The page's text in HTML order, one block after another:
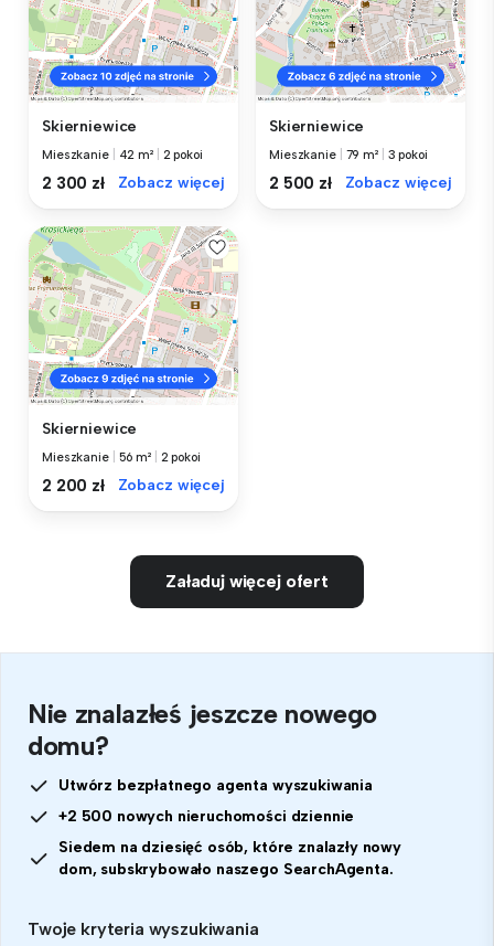
Skierniewice
Mieszkanie 42 m² 2 pokoi
2 300 zł Zobacz więcej
Skierniewice
Mieszkanie 79 m² 3 pokoi
2 500 zł Zobacz więcej
Skierniewice
Mieszkanie 56 m² 2 pokoi
2 200 zł Zobacz więcej
Załaduj więcej ofert
Nie znalazłeś jeszcze nowego
domu?
Utwórz bezpłatnego agenta wyszukiwania
+2 500 nowych nieruchomości dziennie
Siedem na dziesięć osób, które znalazły nowy
dom, subskrybowało naszego SearchAgenta.
Twoje kryteria wyszukiwania